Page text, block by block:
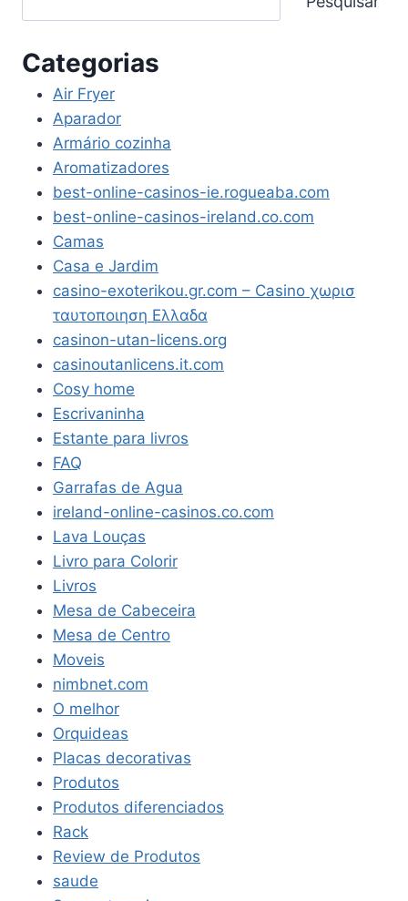
Categorias
Air Fryer
Aparador
Armário cozinha
Aromatizadores
best-online-casinos-ie.rogueaba.com
best-online-casinos-ireland.co.com
Camas
Casa e Jardim
casino-exoterikou.gr.com – Casino χωρισ
ταυτοποιηση Ελλαδα
casinon-utan-licens.org
casinoutanlicens.it.com
Cosy home
Escrivaninha
Estante para livros
FAQ
Garrafas de Agua
ireland-online-casinos.co.com
Lava Louças
Livro para Colorir
Livros
Mesa de Cabeceira
Mesa de Centro
Moveis
nimbnet.com
O melhor
Orquideas
Placas decorativas
Produtos
Produtos diferenciados
Rack
Review de Produtos
saude